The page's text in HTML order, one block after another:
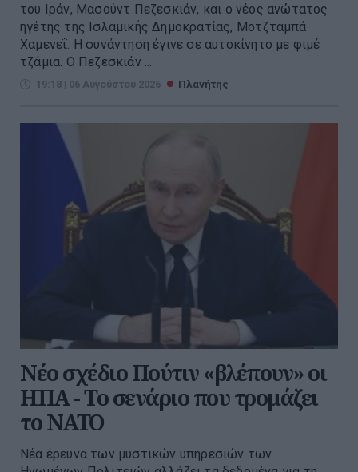
του Ιράν, Μασούντ Πεζεσκιάν, και ο νέος ανώτατος
ηγέτης της Ισλαμικής Δημοκρατίας, Μοτζταμπά
Χαμενεΐ. Η συνάντηση έγινε σε αυτοκίνητο με φιμέ
τζάμια. Ο Πεζεσκιάν ...
19:18 | 06 Αυγούστου 2026 Πλανήτης
Νέο σχέδιο Πούτιν «βλέπουν» οι
ΗΠΑ - Το σενάριο που τρομάζει
το ΝΑΤΟ
Νέα έρευνα των μυστικών υπηρεσιών των